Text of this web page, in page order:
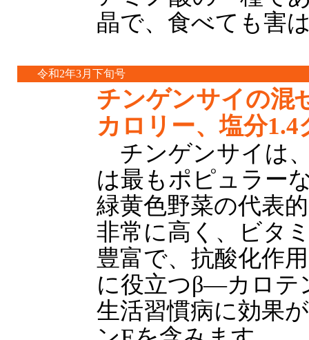
晶で、食べても害
令和2年3月下旬号
チンゲンサイの混
カロリー、塩分1.4
チンゲンサイは
は最もポピュラー
緑黄色野菜の代表
非常に高く、ビタ
豊富で、抗酸化作
に役立つβ—カロテ
生活習慣病に効果